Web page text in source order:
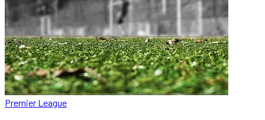
Premier League